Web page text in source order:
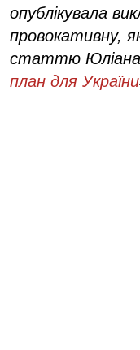
опублікувала
провокативну,
статтю Юліана
план для України